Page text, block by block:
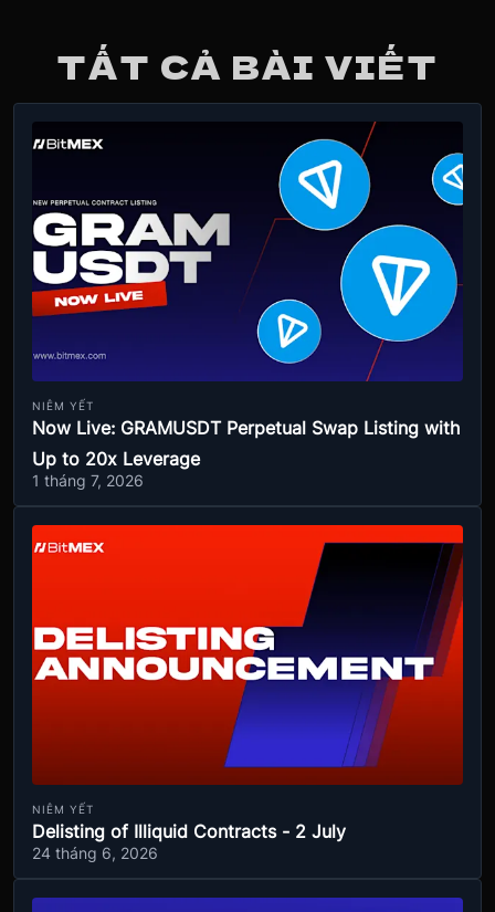
TẤT CẢ BÀI VIẾT
NIÊM YẾT
Now Live: GRAMUSDT Perpetual Swap Listing with
Up to 20x Leverage
1 tháng 7, 2026
NIÊM YẾT
Delisting of Illiquid Contracts - 2 July
24 tháng 6, 2026